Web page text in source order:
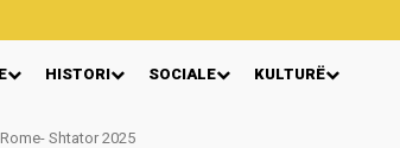
HISTORI SOCIALE KULTURË
Shtator 2025